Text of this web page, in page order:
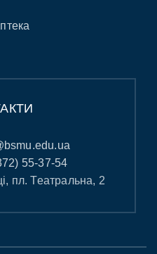
55-37-54
пл. Театральна, 2